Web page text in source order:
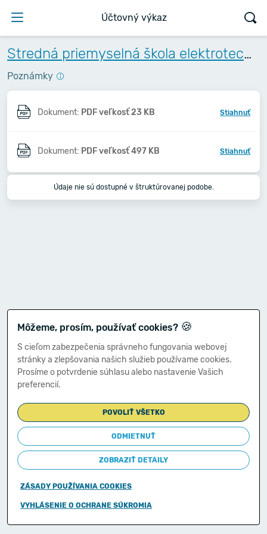
Účtovný výkaz
Stredná priemyselná škola elektrotechnická, Komenského 44, Košice
Poznámky
Dokument: PDF veľkosť 23 KB Stiahnuť
Dokument: PDF veľkosť 497 KB Stiahnuť
Údaje nie sú dostupné v štruktúrovanej podobe.
Môžeme, prosím, používať cookies? 🍪
S cieľom zabezpečenia správneho fungovania webovej
stránky a zlepšovania našich služieb používame cookies.
Prosíme o potvrdenie súhlasu alebo nastavenie Vašich
preferencií.
POVOLIŤ VŠETKO
ODMIETNUŤ
ZOBRAZIŤ DETAILY
ZÁSADY POUŽÍVANIA COOKIES
VYHLÁSENIE O OCHRANE SÚKROMIA
Copyright © 2011-2026